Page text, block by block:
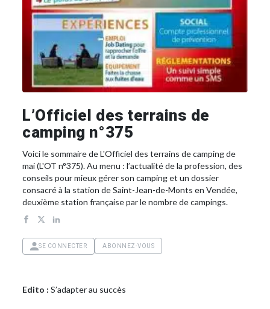
L’Officiel des terrains de
camping n°375
Voici le sommaire de L'Officiel des terrains de camping de
mai (L'OT n°375). Au menu : l’actualité de la profession, des
conseils pour mieux gérer son camping et un dossier
consacré à la station de Saint-Jean-de-Monts en Vendée,
deuxième station française par le nombre de campings.
SE CONNECTER ABONNEZ-VOUS
Edito : S’adapter au succès